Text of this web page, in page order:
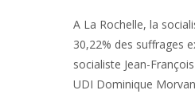
A La Rochelle, la
30,22% des suffrages
socialiste Jean-
UDI Dominique